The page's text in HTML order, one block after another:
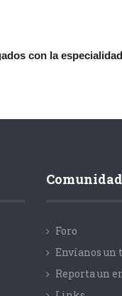
con la
Comunidad
Foro
Envíanos un
Reporta un